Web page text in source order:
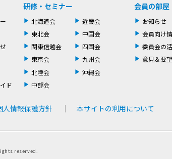
ド
研修・セミナー
北海道会
東北会
関東信越会
東京会
北陸会
中部会
近畿会
中国会
四国会
九州会
沖縄会
会員の部屋
お知らせ
会員向け
委員会の
意見＆要望
人情報保護方針 本サイトの利用について
reserved.